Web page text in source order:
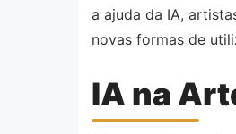
a ajuda da IA,
novas formas de
IA na